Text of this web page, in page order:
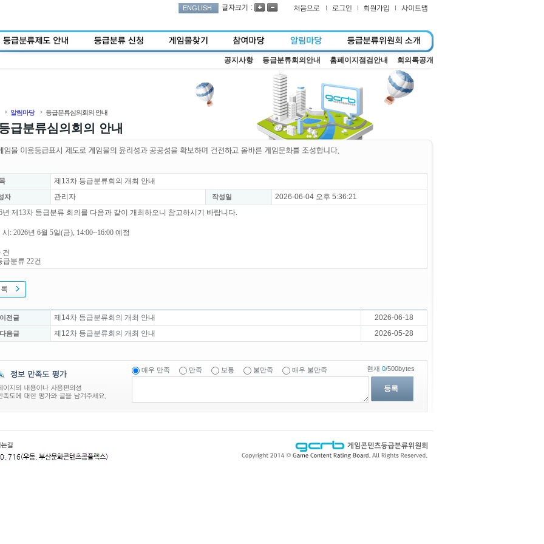
ENGLISH :
공지사항 등급분류회의안내 홈페이지점검안내 회의록공개
알림마당 등급분류심의회의 안내
급분류심의회의 안내
제13차 등급분류회의 개최 안내
자 관리자 작성일
2026-06-04 오후 5:36:21
년 제13차 등급분류 회의를 다음과 같이 개최하오니 참고하시기 바랍니다.
시: 2026년 6월 5일(금), 14:00~16:00 예정
건
분류 22건
전글 제14차 등급분류회의 개최 안내 2026-06-18
음글 제12차 등급분류회의 개최 안내 2026-05-28
매우 만족 만족 보통 불만족 매우 불만족
등록
현재 0/500bytes